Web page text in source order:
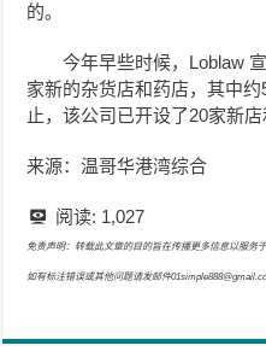
的。
今年早些时候，Loblaw
家新的杂货店和药店，其中
止，该公司已开设了20家新店
来源：温哥华港湾综合
阅读: 1,027
免责声明：转载此文章的目的旨在传播更多信息以服务
如有标注错误或其他问题请发邮件